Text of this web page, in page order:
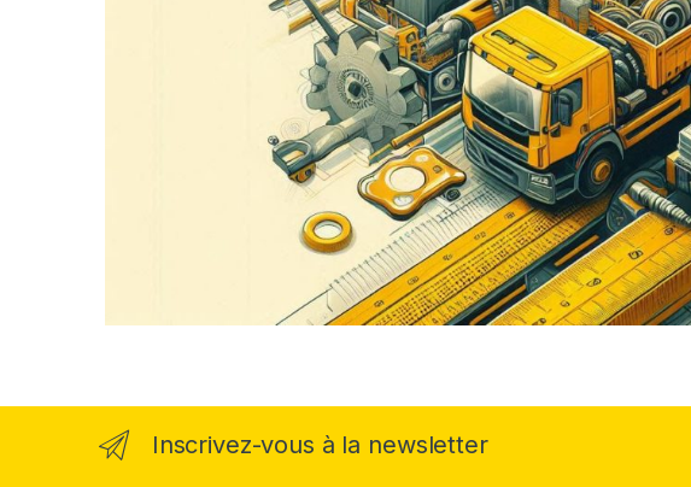
Inscrivez-vous à la newsletter